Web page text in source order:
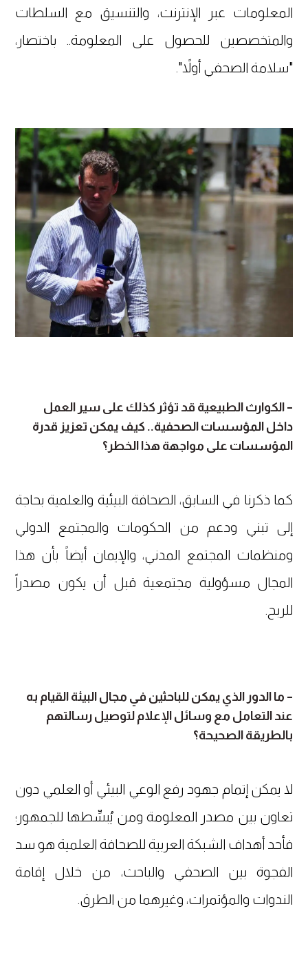
المعلومات عبر الإنترنت، والتنسيق مع السلطات
والمتخصصين للحصول على المعلومة.. باختصار،
"سلامة الصحفي أولاً".
– الكوارث الطبيعية قد تؤثر كذلك على سير العمل
داخل المؤسسات الصحفية.. كيف يمكن تعزيز قدرة
المؤسسات على مواجهة هذا الخطر؟
كما ذكرنا في السابق، الصحافة البيئية والعلمية بحاجة
إلى تبني ودعم من الحكومات والمجتمع الدولي
ومنظمات المجتمع المدني، والإيمان أيضاً بأن هذا
المجال مسؤولية مجتمعية قبل أن يكون مصدراً
للربح.
– ما الدور الذي يمكن للباحثين في مجال البيئة القيام به
عند التعامل مع وسائل الإعلام لتوصيل رسالتهم
بالطريقة الصحيحة؟
لا يمكن إتمام جهود رفع الوعي البيئي أو العلمي دون
تعاون بين مصدر المعلومة ومن يُبسِّطها للجمهور؛
فأحد أهداف الشبكة العربية للصحافة العلمية هو سد
الفجوة بين الصحفي والباحث، من خلال إقامة
الندوات والمؤتمرات، وغيرهما من الطرق.